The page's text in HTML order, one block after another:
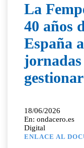
La
40 años
España
18/06/2026
En: ondacero.es
Digital
ENLACE AL